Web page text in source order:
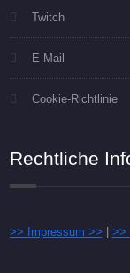
Twitch
E-Mail
Cookie-Richtlinie
Rechtliche
>> Impressum >> >>